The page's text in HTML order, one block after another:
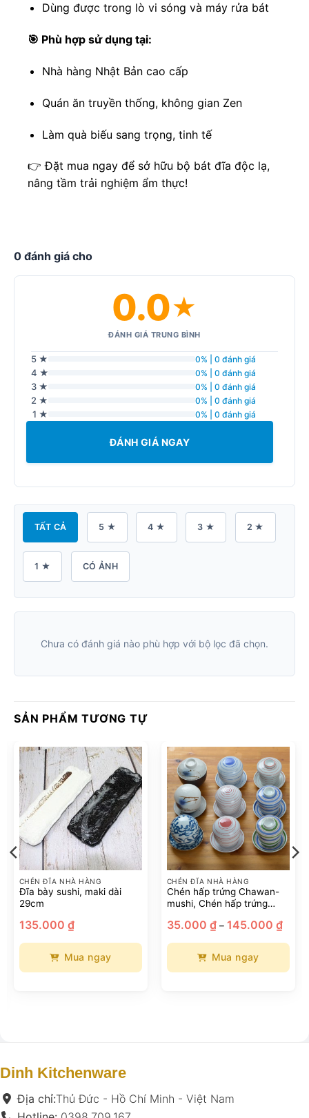
Dùng được trong lò vi sóng và máy rửa bát
🎯 Phù hợp sử dụng tại:
Nhà hàng Nhật Bản cao cấp
Quán ăn truyền thống, không gian Zen
Làm quà biếu sang trọng, tinh tế
👉 Đặt mua ngay để sở hữu bộ bát đĩa độc lạ,
nâng tầm trải nghiệm ẩm thực!
0 đánh giá cho
0.0★
ĐÁNH GIÁ TRUNG BÌNH
5 ★ 0% | 0 đánh giá
4 ★ 0% | 0 đánh giá
3 ★ 0% | 0 đánh giá
2 ★ 0% | 0 đánh giá
1 ★ 0% | 0 đánh giá
ĐÁNH GIÁ NGAY
TẤT CẢ 5 ★ 4 ★ 3 ★ 2 ★
1 ★ CÓ ẢNH
Chưa có đánh giá nào phù hợp với bộ lọc đã chọn.
SẢN PHẨM TƯƠNG TỰ
CHÉN ĐĨA NHÀ HÀNG
Đĩa bày sushi, maki dài
29cm
135.000 ₫
Mua ngay
thể.
Các
tùy
CHÉN ĐĨA NHÀ HÀNG
Chén hấp trứng Chawan-
mushi, Chén hấp trứng
35.000 ₫ – 145.000 ₫giá:
Mua ngay
tùy
Dinh Kitchenware
Địa chỉ:Thủ Đức - Hồ Chí Minh - Việt Nam